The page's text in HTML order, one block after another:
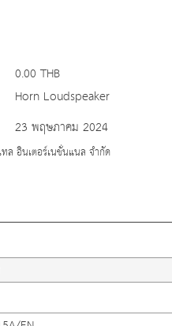
0.00 THB
Horn Loudspeaker
23 พฤษภาคม 2024
ล อินเตอร์เนชั่นแนล จำกัด